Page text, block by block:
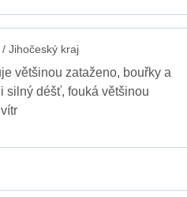
Jihočeský kraj
většinou zataženo, bouřky a
silný déšť, fouká většinou